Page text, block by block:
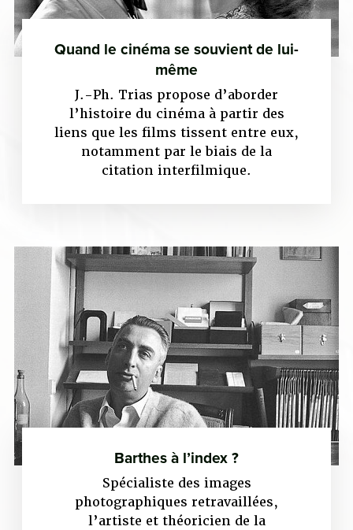
Quand le cinéma se souvient de lui-
même
J.-Ph. Trias propose d’aborder
l’histoire du cinéma à partir des
liens que les films tissent entre eux,
notamment par le biais de la
citation interfilmique.
Barthes à l’index ?
Spécialiste des images
photographiques retravaillées,
l’artiste et théoricien de la